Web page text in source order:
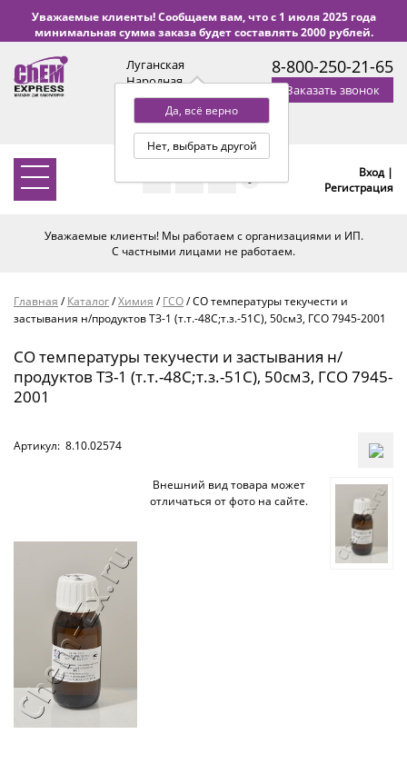
Уважаемые клиенты! Сообщаем вам, что с 1 июля 2025 года
минимальная сумма заказа будет составлять 2000 рублей.
Луганская
Народная
Республика
Да, всё верно
Нет, выбрать другой
с 9:00 до 18:00 по Уфе
(+2 МСК)
8-800-250-21-65
Заказать звонок
0
Вход |
Регистрация
Уважаемые клиенты! Мы работаем с организациями и ИП.
С частными лицами не работаем.
Главная /Каталог/Химия /ГСО/СО температуры текучести и
застывания н/продуктов ТЗ-1 (т.т.-48С;т.з.-51С), 50см3, ГСО 7945-2001
СО температуры текучести и застывания н/
продуктов ТЗ-1 (т.т.-48С;т.з.-51С), 50см3, ГСО 7945-
2001
Артикул: 8.10.02574
Внешний вид товара может
отличаться от фото на сайте.